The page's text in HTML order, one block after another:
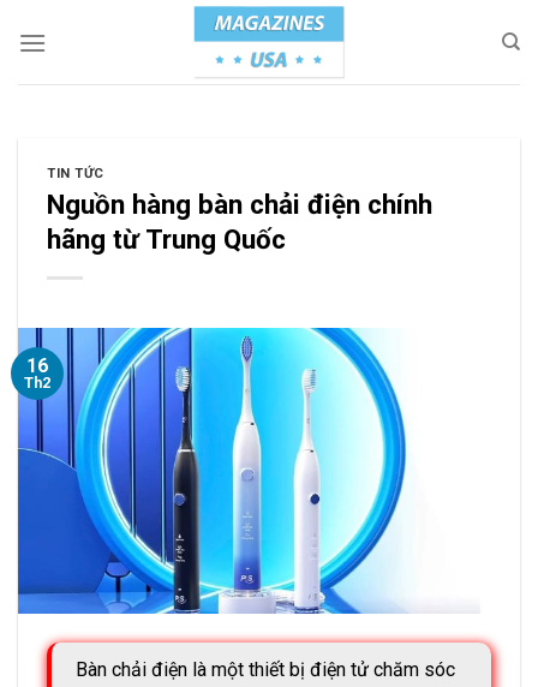
TIN TỨC
Nguồn hàng bàn chải điện chính
hãng từ Trung Quốc
16
Th2
Bàn chải điện là một thiết bị điện tử chăm sóc